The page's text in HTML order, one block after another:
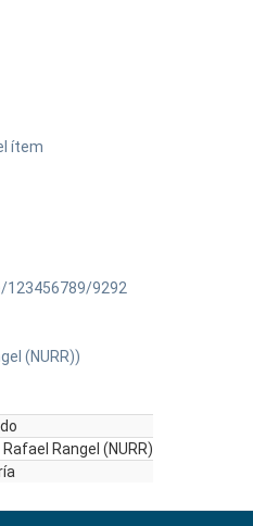
ítem
123456789/9292
(NURR))
Rafael Rangel (NURR)